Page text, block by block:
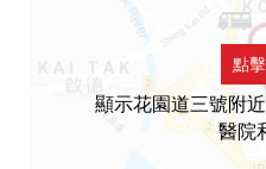
點
顯示花園道三號附
醫院